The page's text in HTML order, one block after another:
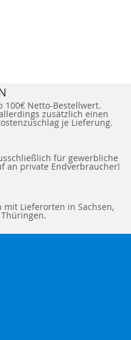
100€ Netto-Bestellwert.
zusätzlich einen
je Lieferung.
für gewerbliche
an private Endverbraucher!
mit Lieferorten in Sachsen,